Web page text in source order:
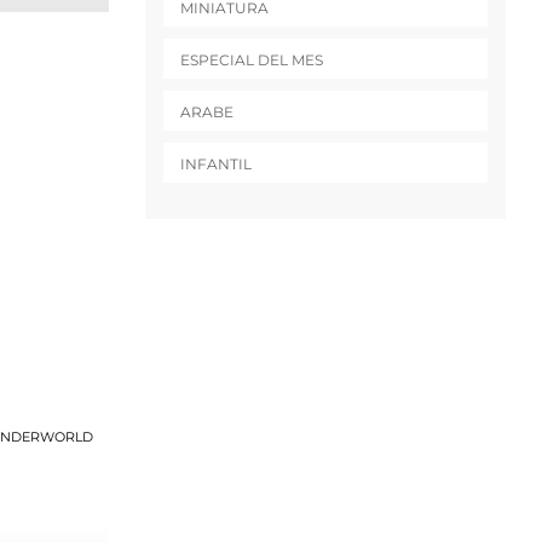
MINIATURA
ESPECIAL DEL MES
ARABE
INFANTIL